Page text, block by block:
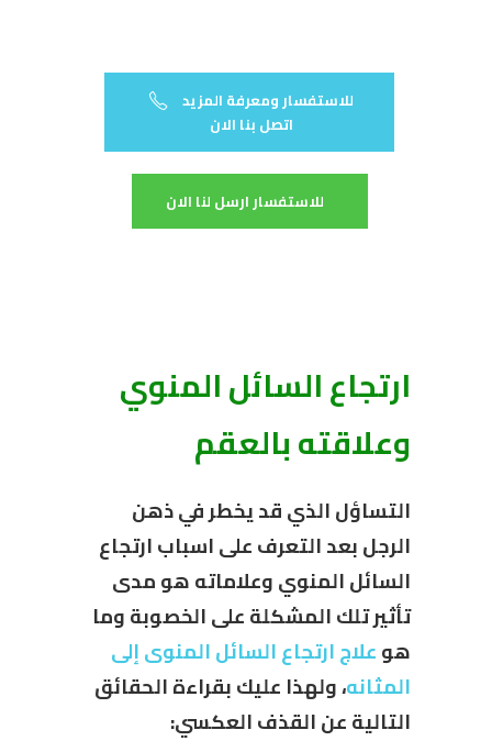
للاستفسار ومعرفة المزيد
اتصل بنا الان
للاستفسار ارسل لنا الان
ارتجاع السائل المنوي
وعلاقته بالعقم
التساؤل الذي قد يخطر في ذهن
الرجل بعد التعرف على اسباب ارتجاع
السائل المنوي وعلاماته هو مدى
تأثير تلك المشكلة على الخصوبة وما
هوعلاج ارتجاع السائل المنوى إلى
المثانه، ولهذا عليك بقراءة الحقائق
التالية عن القذف العكسي: